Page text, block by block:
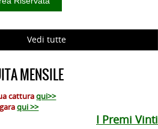
Vedi tutte
MENSILE
catturaqui>>
qui >>
I Premi Vinti